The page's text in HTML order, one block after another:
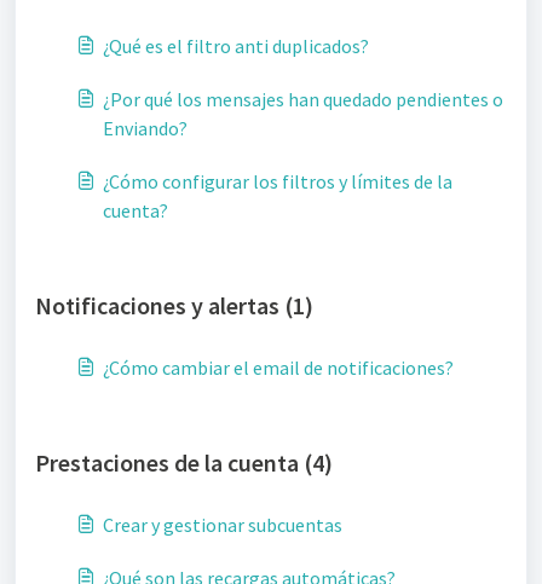
¿Qué es el filtro anti duplicados?
¿Por qué los mensajes han quedado pendientes o
Enviando?
¿Cómo configurar los filtros y límites de la
cuenta?
Notificaciones y alertas (1)
¿Cómo cambiar el email de notificaciones?
Prestaciones de la cuenta (4)
Crear y gestionar subcuentas
¿Qué son las recargas automáticas?